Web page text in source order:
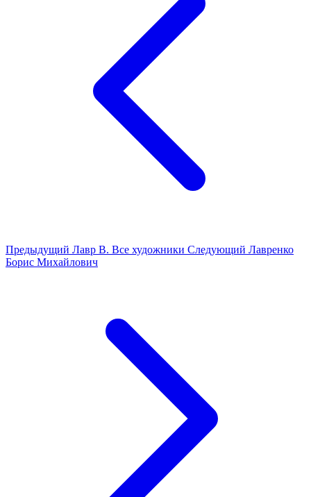
Предыдущий Лавр В. Все художники Следующий Лавренко
Борис Михайлович